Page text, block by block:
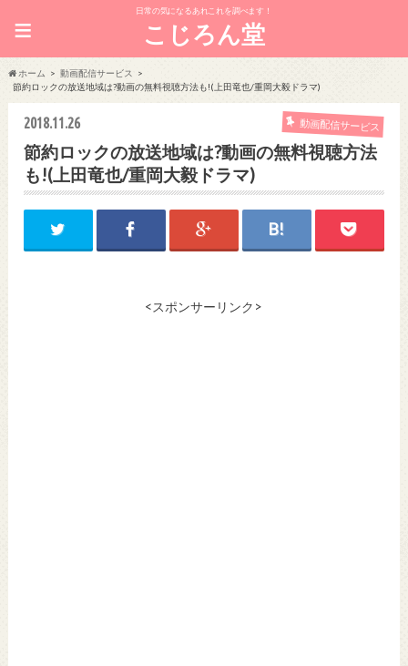
日常の気になるあれこれを調べます！
こじろん堂
≡
ホーム
動画配信サービス
節約ロックの放送地域は?動画の無料視聴方法も!(上田竜也/重岡大毅ドラマ)
2018.11.26 動画配信サービス
節約ロックの放送地域は?動画の無料視聴方法
も!(上田竜也/重岡大毅ドラマ)
<スポンサーリンク>